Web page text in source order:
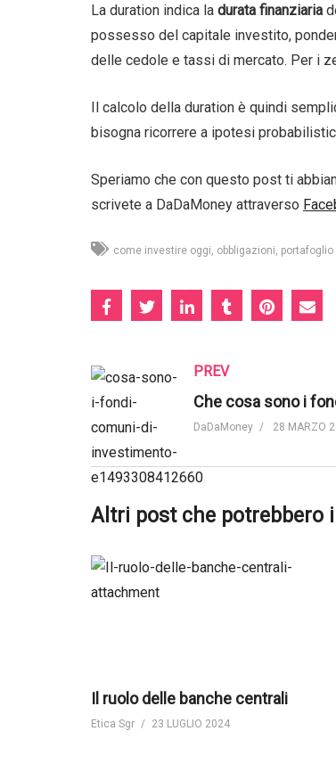
La duration indica la durata finanziaria
possesso del capitale investito,
delle cedole e tassi di mercato. Per i
Il calcolo della duration è quindi
bisogna ricorrere a ipotesi
Speriamo che con questo post ti
scrivete a DaDaMoney attraverso
come investire oggi obbligazioni
PREV
DaDaMoney 28 MARZO
Altri post che potrebbero
Il ruolo delle banche centrali
Etica Sgr 23 LUGLIO 2024